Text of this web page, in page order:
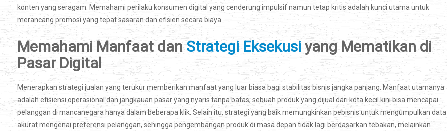
konten yang seragam. Memahami perilaku konsumen digital yang cenderung impulsif namun tetap kritis adalah kunci utama untuk
merancang promosi yang tepat sasaran dan efisien secara biaya.
Memahami Manfaat dan Strategi Eksekusi yang Mematikan di
Pasar Digital
Menerapkan strategi jualan yang terukur memberikan manfaat yang luar biasa bagi stabilitas bisnis jangka panjang. Manfaat utamanya
adalah efisiensi operasional dan jangkauan pasar yang nyaris tanpa batas; sebuah produk yang dijual dari kota kecil kini bisa mencapai
pelanggan di mancanegara hanya dalam beberapa klik. Selain itu, strategi yang baik memungkinkan pebisnis untuk mengumpulkan data
akurat mengenai preferensi pelanggan, sehingga pengembangan produk di masa depan tidak lagi berdasarkan tebakan, melainkan